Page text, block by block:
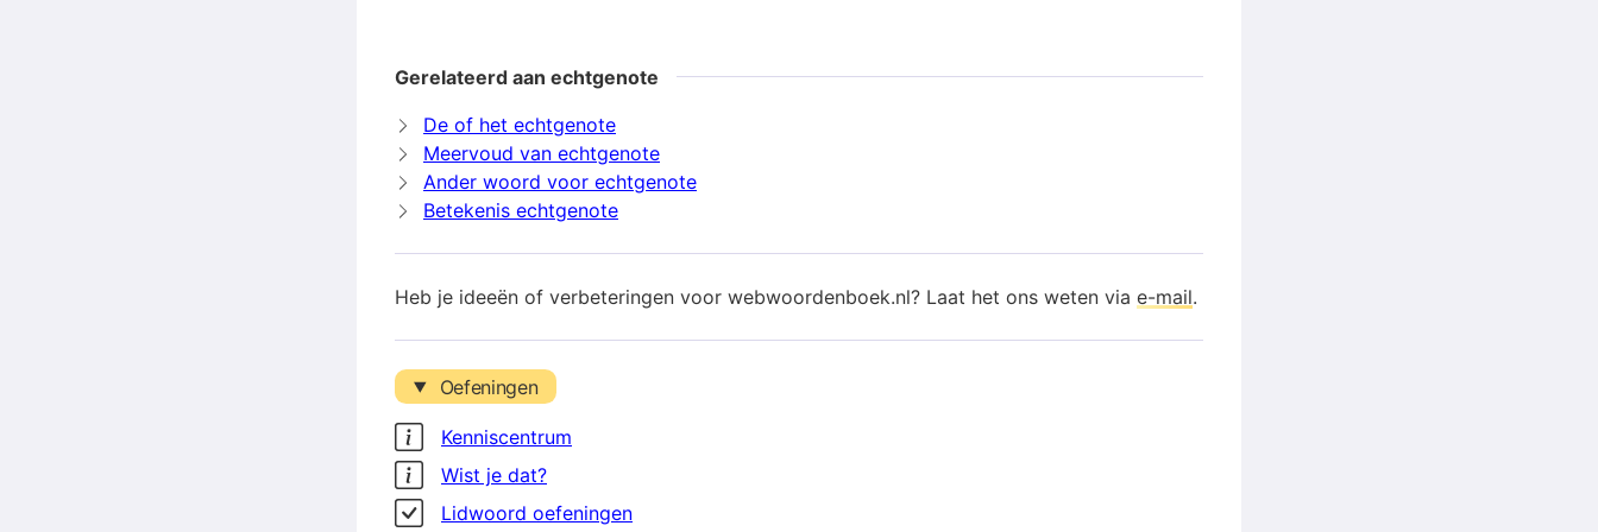
Gerelateerd aan echtgenote
De of het echtgenote
Meervoud van echtgenote
Ander woord voor echtgenote
Betekenis echtgenote
Heb je ideeën of verbeteringen voor webwoordenboek.nl? Laat het ons weten via e-mail.
Oefeningen
Kenniscentrum
Wist je dat?
Lidwoord oefeningen